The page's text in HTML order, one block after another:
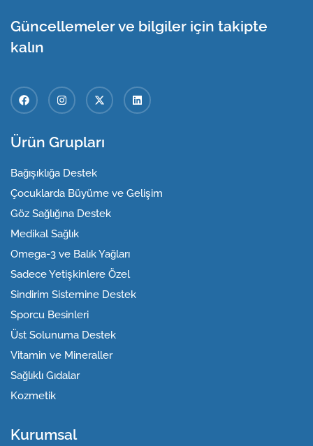
Güncellemeler ve bilgiler için takipte
kalın
Ürün Grupları
Bağışıklığa Destek
Çocuklarda Büyüme ve Gelişim
Göz Sağlığına Destek
Medikal Sağlık
Omega-3 ve Balık Yağları
Sadece Yetişkinlere Özel
Sindirim Sistemine Destek
Sporcu Besinleri
Üst Solunuma Destek
Vitamin ve Mineraller
Sağlıklı Gıdalar
Kozmetik
Kurumsal